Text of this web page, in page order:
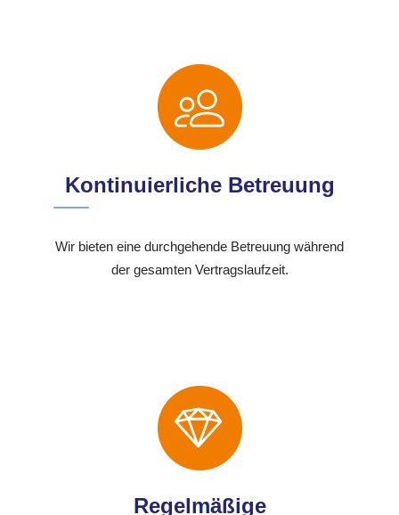
Kontinuierliche Betreuung
Wir bieten eine durchgehende Betreuung während
der gesamten Vertragslaufzeit.
Regelmäßige